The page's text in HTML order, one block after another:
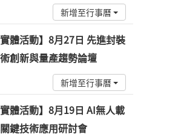
新增至行事曆
實體活動】8月27日 先進封裝
創新與量產趨勢論壇
新增至行事曆
實體活動】8月19日 AI無人載
鍵技術應用研討會